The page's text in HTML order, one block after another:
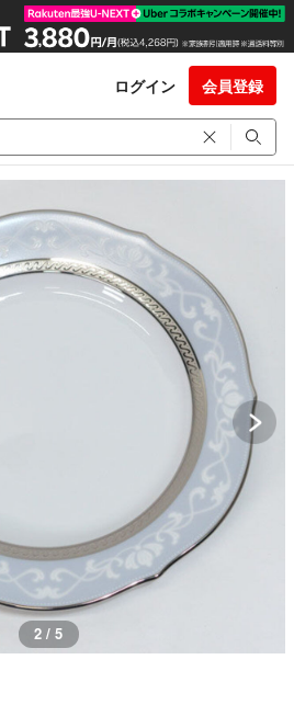
ログイン 会員登録
3 / 5